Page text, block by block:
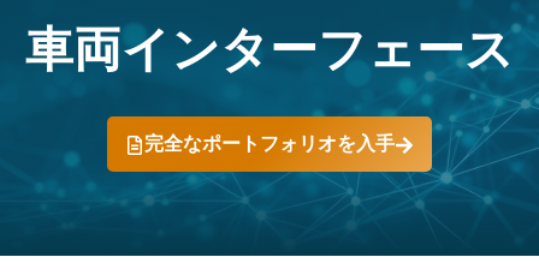
車両インターフェース
完全なポートフォリオを入手